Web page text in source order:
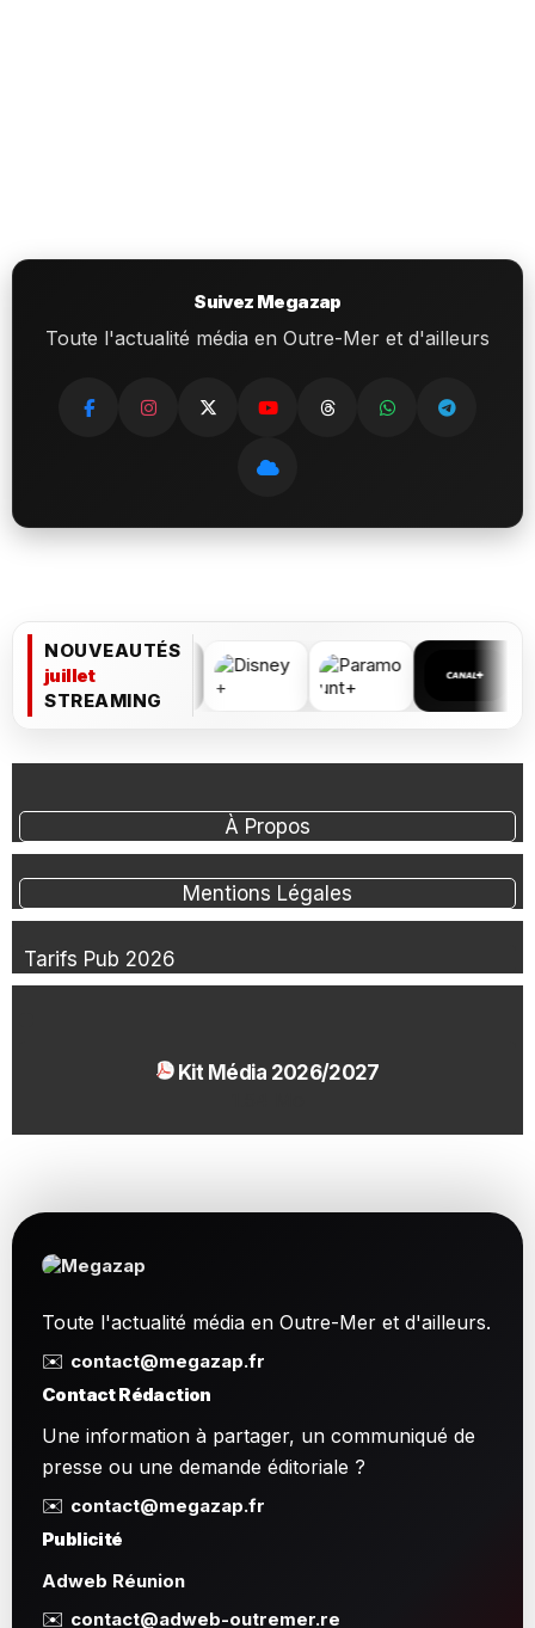
Suivez Megazap
Toute l'actualité média en Outre-Mer et d'ailleurs
NOUVEAUTÉS
juillet
STREAMING
À Propos
Mentions Légales
Tarifs Pub 2026
Kit Média 2026/2027
Toute l'actualité média en Outre-Mer et d'ailleurs.
✉️ contact@megazap.fr
Contact Rédaction
Une information à partager, un communiqué de
presse ou une demande éditoriale ?
✉️ contact@megazap.fr
Publicité
Adweb Réunion
✉️ contact@adweb-outremer.re